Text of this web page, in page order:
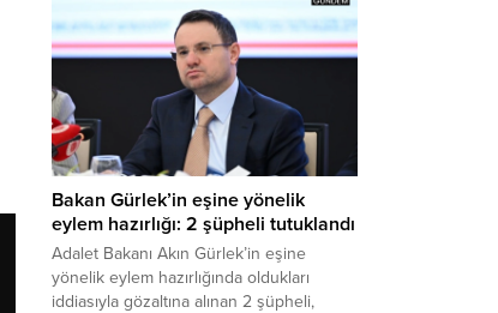
Çevre, Şehircilik ve İklim Değişikliği
Bakanlığı Meteoroloji Genel Müdürlüğü,
ülke genelini kapsayan son hava...
Bakan Gürlek’in eşine yönelik
eylem hazırlığı: 2 şüpheli tutuklandı
Adalet Bakanı Akın Gürlek’in eşine
yönelik eylem hazırlığında oldukları
iddiasıyla gözaltına alınan 2 şüpheli,